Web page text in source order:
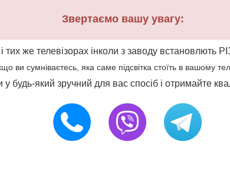
Звертаємо вашу увагу:
тих же телевізорах інколи з заводу встановлють
ви сумніваєтесь, яка саме підсвітка стоїть в вашому
у будь-який зручний для вас спосіб і отримайте